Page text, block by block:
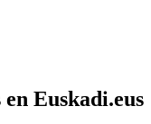
Euskadi.eus